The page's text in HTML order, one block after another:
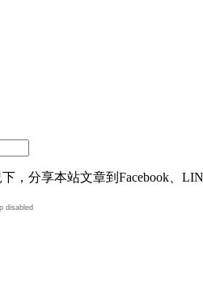
，分享本站文章到Facebook、
disabled